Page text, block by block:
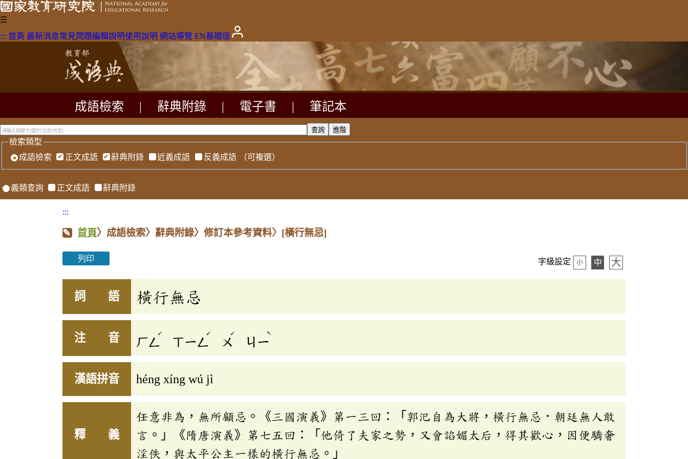
☰
::: 首頁 最新消息常見問題編輯說明使用說明 網站導覽 EN基礎版
成語檢索 辭典附錄 電子書 筆記本
檢索類型
成語檢索
正文成語 辭典附錄 近義成語 反義成語 （可複選）
義類查詢 正文成語 辭典附錄
:::
首頁〉成語檢索〉辭典附錄〉修訂本參考資料〉 [橫行無忌]
列印 字級設定 小 中 大
詞 語 橫行無忌
注 音 ㄏㄥ
ˊ
ㄒㄧㄥ
ˊ
ㄨ
ˊ
ㄐㄧ
ˋ
漢語拼音 héng xíng wú jì
釋 義
任意非為，無所顧忌。《三國演義》第一三回：「郭汜自為大將，橫行無忌．朝廷無人敢
言。」《隋唐演義》第七五回：「他倚了夫家之勢，又會諂媚太后，得其歡心，因便驕奢
淫佚，與太平公主一樣的橫行無忌。」